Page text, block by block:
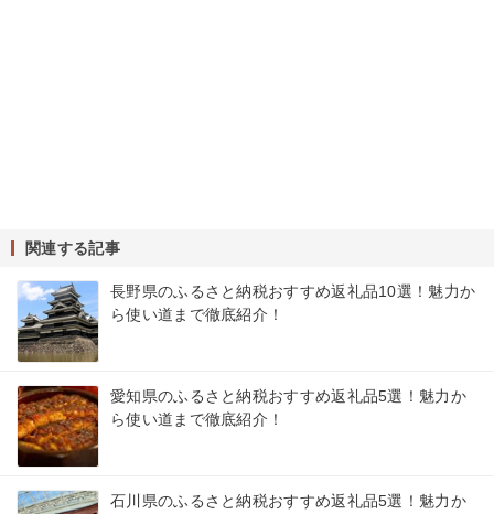
関連する記事
長野県のふるさと納税おすすめ返礼品10選！魅力か
ら使い道まで徹底紹介！
愛知県のふるさと納税おすすめ返礼品5選！魅力か
ら使い道まで徹底紹介！
石川県のふるさと納税おすすめ返礼品5選！魅力か